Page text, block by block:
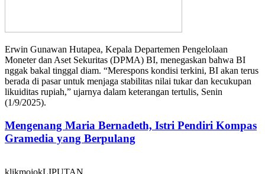
Erwin Gunawan Hutapea, Kepala Departemen Pengelolaan
Moneter dan Aset Sekuritas (DPMA) BI, menegaskan bahwa BI
nggak bakal tinggal diam. “Merespons kondisi terkini, BI akan terus
berada di pasar untuk menjaga stabilitas nilai tukar dan kecukupan
likuiditas rupiah,” ujarnya dalam keterangan tertulis, Senin
(1/9/2025).
Mengenang Maria Bernadeth, Istri Pendiri Kompas
Gramedia yang Berpulang
klikmojokLIPUTAN